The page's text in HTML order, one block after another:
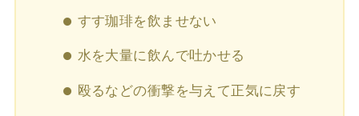
すす珈琲を飲ませない
水を大量に飲んで吐かせる
殴るなどの衝撃を与えて正気に戻す